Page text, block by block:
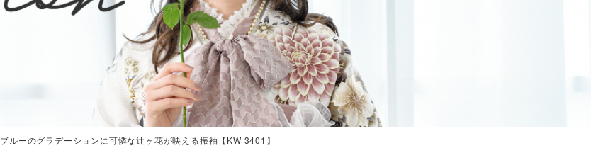
ブルーのグラデーションに可憐な辻ヶ花が映える振袖【KW 3401】